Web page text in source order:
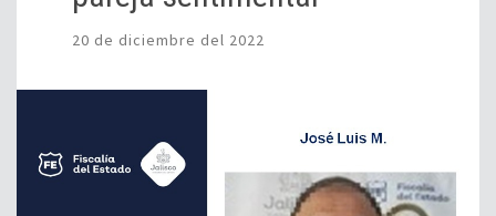
20 de diciembre del 2022